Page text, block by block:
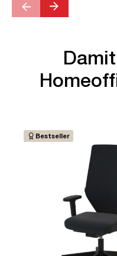
Bestseller